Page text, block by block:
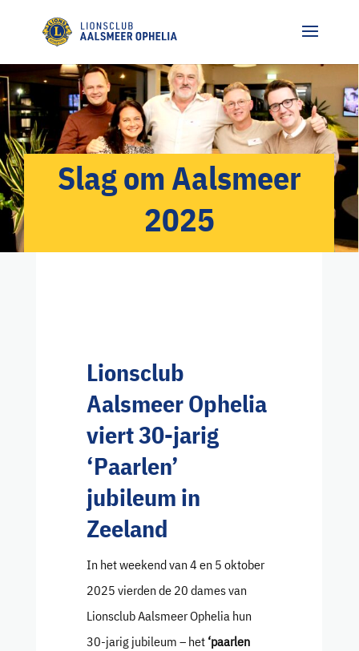
Slag om Aalsmeer
2025
Lionsclub
Aalsmeer Ophelia
viert 30-jarig
‘Paarlen’
jubileum in
Zeeland
In het weekend van 4 en 5 oktober
2025 vierden de 20 dames van
Lionsclub Aalsmeer Ophelia hun
30-jarig jubileum – het ‘paarlen